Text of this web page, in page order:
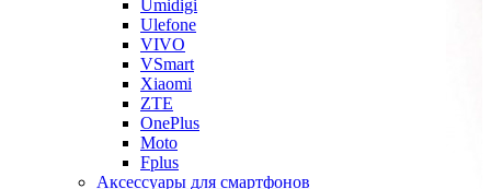
Umidigi
Ulefone
VIVO
VSmart
Xiaomi
ZTE
OnePlus
Moto
Fplus
Аксессуары для смартфонов